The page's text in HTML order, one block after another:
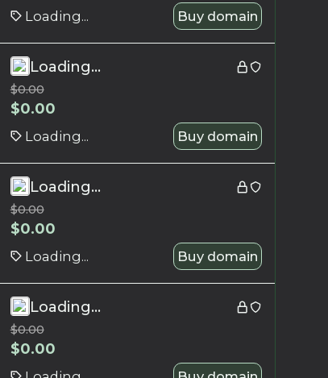
Loading... Buy domain
Loading...
$0.00
$0.00
Loading... Buy domain
Loading...
$0.00
$0.00
Loading... Buy domain
Loading...
$0.00
$0.00